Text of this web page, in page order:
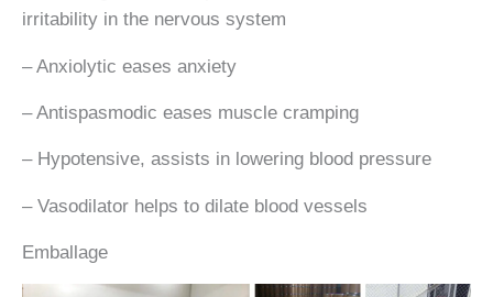
irritability in the nervous system
– Anxiolytic eases anxiety
– Antispasmodic eases muscle cramping
– Hypotensive, assists in lowering blood pressure
– Vasodilator helps to dilate blood vessels
Emballage